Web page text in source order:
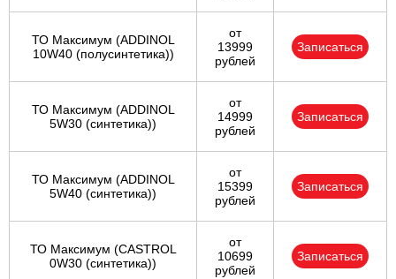
ТО Максимум (ADDINOL
10W40 (полусинтетика))
от
13999
рублей
Записаться
ТО Максимум (ADDINOL
5W30 (синтетика))
от
14999
рублей
Записаться
ТО Максимум (ADDINOL
5W40 (синтетика))
от
15399
рублей
Записаться
ТО Максимум (CASTROL
0W30 (синтетика))
от
10699
рублей
Записаться